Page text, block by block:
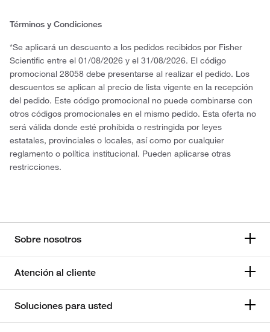
Términos y Condiciones
*Se aplicará un descuento a los pedidos recibidos por Fisher
Scientific entre el 01/08/2026 y el 31/08/2026. El código
promocional 28058 debe presentarse al realizar el pedido. Los
descuentos se aplican al precio de lista vigente en la recepción
del pedido. Este código promocional no puede combinarse con
otros códigos promocionales en el mismo pedido. Esta oferta no
será válida donde esté prohibida o restringida por leyes
estatales, provinciales o locales, así como por cualquier
reglamento o política institucional. Pueden aplicarse otras
restricciones.
Sobre nosotros
Atención al cliente
Soluciones para usted